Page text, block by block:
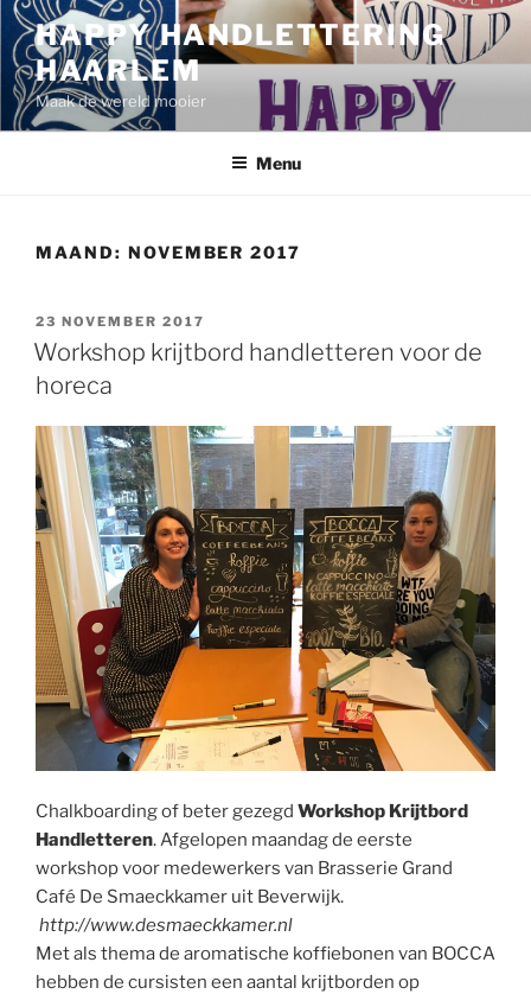
Ga
naar
de
inhoud
HAPPY HANDLETTERING
HAARLEM
Maak de wereld mooier
Menu
MAAND: NOVEMBER 2017
GEPLAATST
OP
23 NOVEMBER 2017
Workshop krijtbord handletteren voor de
horeca
Chalkboarding of beter gezegd Workshop Krijtbord
Handletteren. Afgelopen maandag de eerste
workshop voor medewerkers van Brasserie Grand
Café De Smaeckkamer uit Beverwijk.
http://www.desmaeckkamer.nl
Met als thema de aromatische koffiebonen van BOCCA
hebben de cursisten een aantal krijtborden op